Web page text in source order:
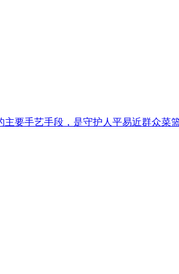
要手艺手段，是守护人平易近群众菜